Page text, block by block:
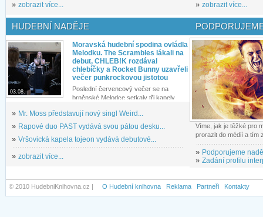
» zobrazit více... » zobrazit více...
HUDEBNÍ NADĚJE
03.08.
Moravská hudební spodina ovládla
Melodku. The Scrambles lákali na
debut, CHLEB!K rozdával
chlebíčky a Rocket Bunny uzavřeli
večer punkrockovou jistotou
Poslední červencový večer se na
brněnské Melodce setkaly tři kapely...
» Mr. Moss představují nový singl Weird...
» Rapové duo PAST vydává svou pátou desku...
» Vršovická kapela tojeon vydává debutové...
» zobrazit více...
Víme, jak je těžké pro
prorazit do médií a tím
» Podporujeme
» Zadání profilu
© 2010 HudebniKnihovna.cz | O Hudební knihovna Reklama Partneři Kontakty